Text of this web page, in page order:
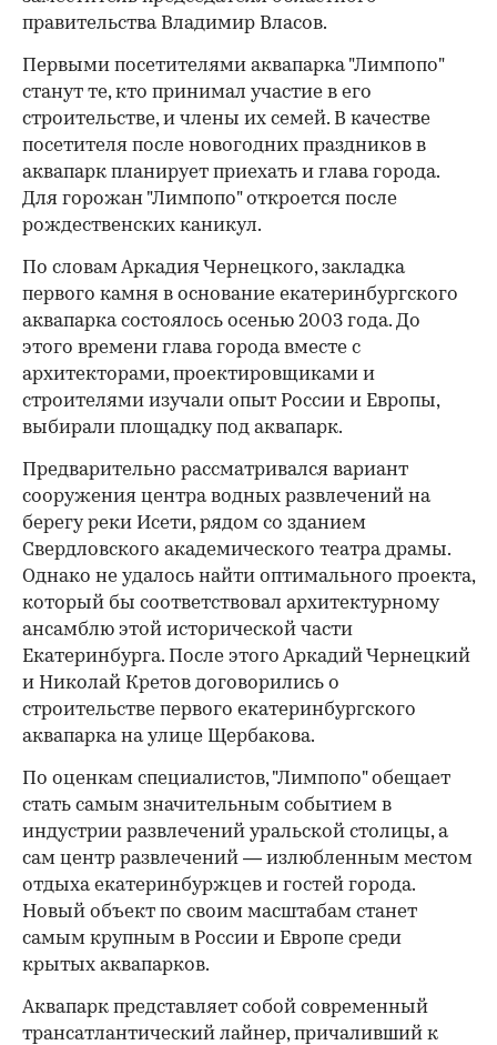
правительства Владимир Власов.
Первыми посетителями аквапарка "Лимпопо"
станут те, кто принимал участие в его
строительстве, и члены их семей. В качестве
посетителя после новогодних праздников в
аквапарк планирует приехать и глава города.
Для горожан "Лимпопо" откроется после
рождественских каникул.
По словам Аркадия Чернецкого, закладка
первого камня в основание екатеринбургского
аквапарка состоялось осенью 2003 года. До
этого времени глава города вместе с
архитекторами, проектировщиками и
строителями изучали опыт России и Европы,
выбирали площадку под аквапарк.
Предварительно рассматривался вариант
сооружения центра водных развлечений на
берегу реки Исети, рядом со зданием
Свердловского академического театра драмы.
Однако не удалось найти оптимального проекта,
который бы соответствовал архитектурному
ансамблю этой исторической части
Екатеринбурга. После этого Аркадий Чернецкий
и Николай Кретов договорились о
строительстве первого екатеринбургского
аквапарка на улице Щербакова.
По оценкам специалистов, "Лимпопо" обещает
стать самым значительным событием в
индустрии развлечений уральской столицы, а
сам центр развлечений — излюбленным местом
отдыха екатеринбуржцев и гостей города.
Новый объект по своим масштабам станет
самым крупным в России и Европе среди
крытых аквапарков.
Аквапарк представляет собой современный
трансатлантический лайнер, причаливший к